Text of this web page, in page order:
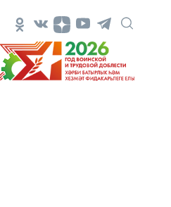
Новости Госавтоинспекции